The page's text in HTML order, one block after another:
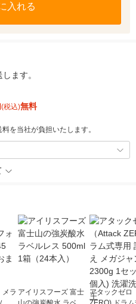
入れる
ます。
(税込)無料
を当社が負担いたします。
ラ アイリスフーズ 富士
アタックゼロ